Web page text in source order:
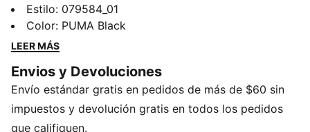
la convertirán rápidamente en tu bolso favorito para
las aventuras diarias.
DETALLES
Bandas de correa de hombro ajustables
Bolsillo interior con cremallera
Compartimento interior acolchado para dispositivos
electrónicos
Estilo: 079584_01
Color: PUMA Black
LEER MÁS
Envios y Devoluciones
Envío estándar gratis en pedidos de más de $60 sin
impuestos y devolución gratis en todos los pedidos
que califiquen.